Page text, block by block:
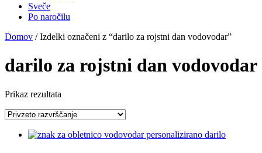
Sveče
Po naročilu
Domov / Izdelki označeni z “darilo za rojstni dan vodovodar”
darilo za rojstni dan vodovodar
Prikaz rezultata